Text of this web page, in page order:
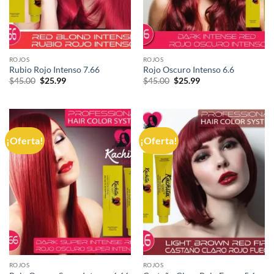
ROJOS
Rubio Rojo Intenso 7.66
$45.00 El
$45.00.
$25.99El
$25.99.
ROJOS
Rojo Oscuro Intenso 6.6
$45.00 El
$45.00.
$25.99El
$25.99.
¡Oferta!
ROJOS
¡Oferta!
ROJOS